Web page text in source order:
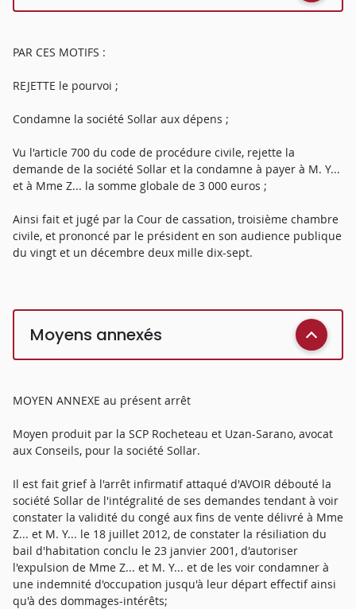
PAR CES MOTIFS :
REJETTE le pourvoi ;
Condamne la société Sollar aux dépens ;
Vu l'article 700 du code de procédure civile, rejette la
demande de la société Sollar et la condamne à payer à M. Y...
et à Mme Z... la somme globale de 3 000 euros ;
Ainsi fait et jugé par la Cour de cassation, troisième chambre
civile, et prononcé par le président en son audience publique
du vingt et un décembre deux mille dix-sept.
Moyens annexés
MOYEN ANNEXE au présent arrêt
Moyen produit par la SCP Rocheteau et Uzan-Sarano, avocat
aux Conseils, pour la société Sollar.
Il est fait grief à l'arrêt infirmatif attaqué d'AVOIR débouté la
société Sollar de l'intégralité de ses demandes tendant à voir
constater la validité du congé aux fins de vente délivré à Mme
Z... et M. Y... le 18 juillet 2012, de constater la résiliation du
bail d'habitation conclu le 23 janvier 2001, d'autoriser
l'expulsion de Mme Z... et M. Y... et de les voir condamner à
une indemnité d'occupation jusqu'à leur départ effectif ainsi
qu'à des dommages-intérêts;